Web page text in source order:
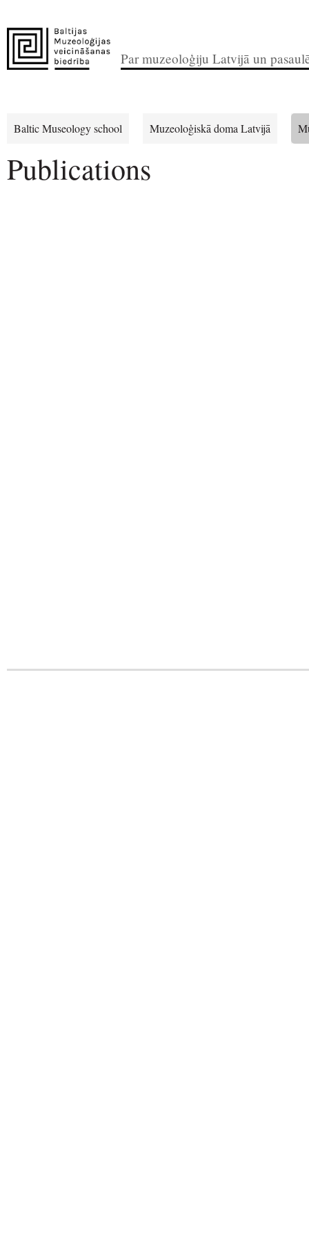
Par muzeoloģiju Latvijā un
Baltic Museology school Muzeoloģiskā doma Latvijā
Publications